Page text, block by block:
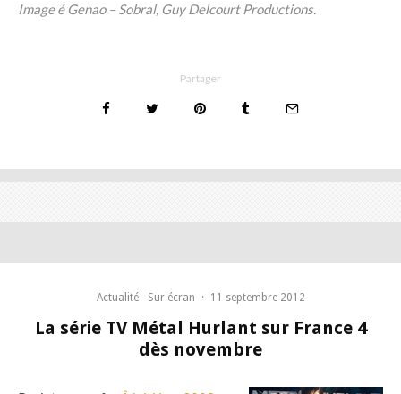
Image é Genao – Sobral, Guy Delcourt Productions.
Partager
Actualité Sur écran · 11 septembre 2012
La série TV Métal Hurlant sur France 4
dès novembre